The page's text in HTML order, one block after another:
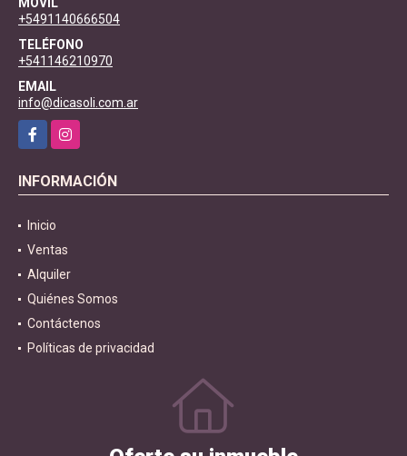
+5491140666504
TELÉFONO
+541146210970
EMAIL
info@dicasoli.com.ar
FacebookInstagram
INFORMACIÓN
Inicio
Ventas
Alquiler
Quiénes Somos
Contáctenos
Políticas de privacidad